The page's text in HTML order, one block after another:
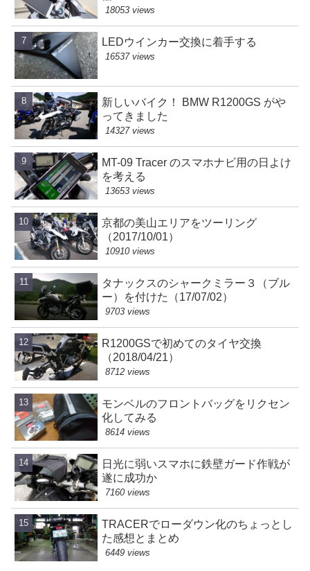
18053 views
LEDウインカー交換に着手する
16537 views
新しいバイク！ BMW R1200GS がや
ってきました
14327 views
MT-09 Tracer のスマホナビ用の日よけ
を考える
13653 views
京都の美山エリアをツーリング
（2017/10/01）
10910 views
タナックスのシャークミラー３（ブル
ー）を付けた（17/07/02）
9703 views
R1200GSで初めてのタイヤ交換
（2018/04/21）
8712 views
モンベルのフロントバッグをリクセン
化してみる
8614 views
日光に弱いスマホに鉄壁ガード作戦が
遂に成功か
7160 views
TRACERでローダウン化のちょっとし
た感想とまとめ
6449 views